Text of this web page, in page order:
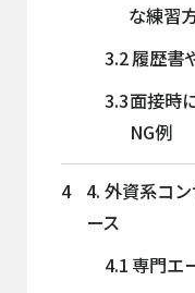
な練習
3.2履歴書
3.3面接時
NG例
4
4. 外資系コ
ース
4.1 専門エ